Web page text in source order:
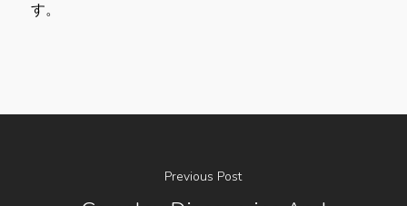
す。
Previous Post